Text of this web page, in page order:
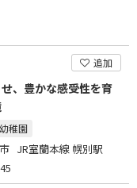
追加
、豊かな感受性を育
幼稚園
JR室蘭本線 幌別駅